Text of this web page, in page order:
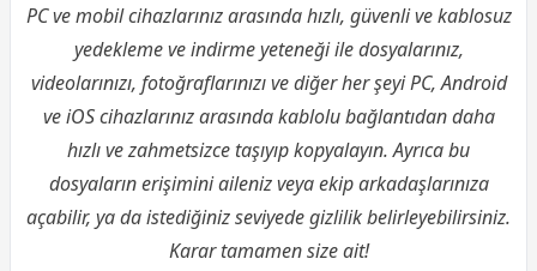
PC ve mobil cihazlarınız arasında hızlı, güvenli ve kablosuz
yedekleme ve indirme yeteneği ile dosyalarınız,
videolarınızı, fotoğraflarınızı ve diğer her şeyi PC, Android
ve iOS cihazlarınız arasında kablolu bağlantıdan daha
hızlı ve zahmetsizce taşıyıp kopyalayın. Ayrıca bu
dosyaların erişimini aileniz veya ekip arkadaşlarınıza
açabilir, ya da istediğiniz seviyede gizlilik belirleyebilirsiniz.
Karar tamamen size ait!